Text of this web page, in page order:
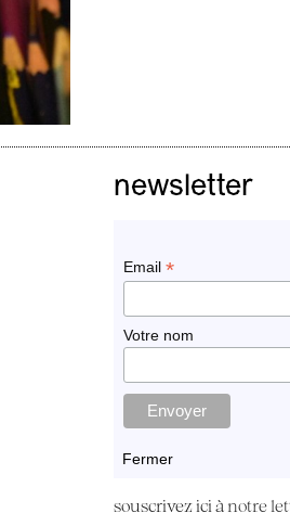
newsletter
Email*
Votre nom
Fermer
souscrivez ici à notre